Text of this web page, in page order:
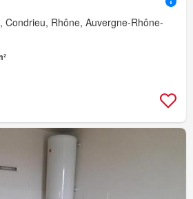
Condrieu, Rhône, Auvergne-Rhône-